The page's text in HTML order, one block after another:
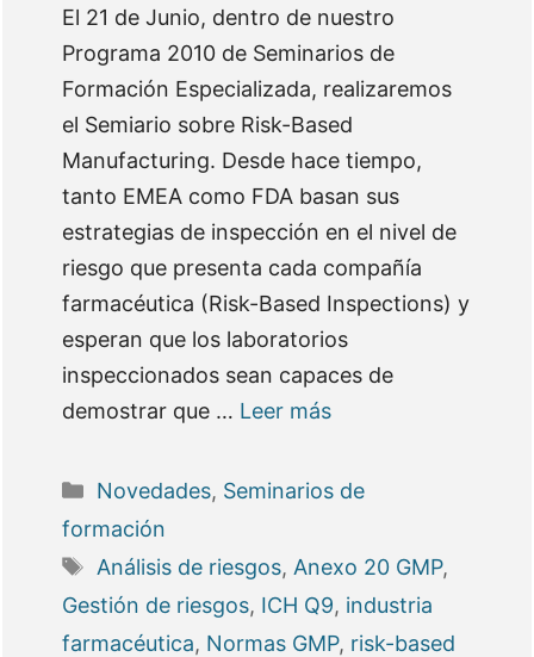
El 21 de Junio, dentro de nuestro
Programa 2010 de Seminarios de
Formación Especializada, realizaremos
el Semiario sobre Risk-Based
Manufacturing. Desde hace tiempo,
tanto EMEA como FDA basan sus
estrategias de inspección en el nivel de
riesgo que presenta cada compañía
farmacéutica (Risk-Based Inspections) y
esperan que los laboratorios
inspeccionados sean capaces de
demostrar que … Leer más
Categorías
Novedades, Seminarios de
formación
Etiquetas
Análisis de riesgos, Anexo 20 GMP,
Gestión de riesgos, ICH Q9, industria
farmacéutica, Normas GMP, risk-based